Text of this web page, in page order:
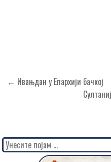
Кретање
← Ивањдан у Епархији бачкој
Search
for: